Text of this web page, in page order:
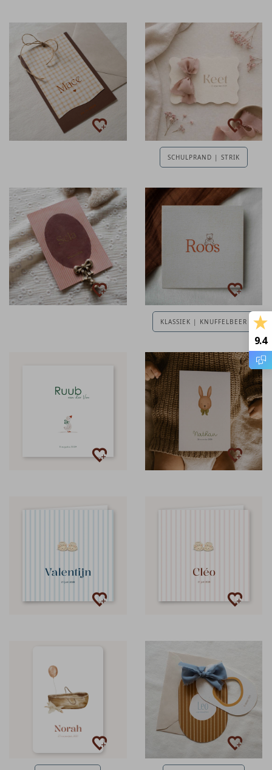
SCHULPRAND | STRIK
KLASSIEK | KNUFFELBEER
9.4